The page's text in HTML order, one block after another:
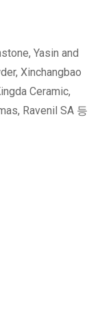
Yasin and
Xinchangbao
Ceramic,
Ravenil SA 등